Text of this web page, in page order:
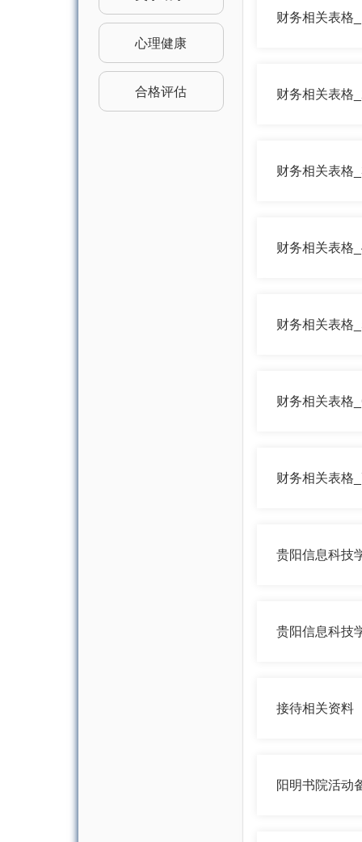
心理健康
合格评估
财务相关表格
财务相关表格
财务相关表格
财务相关表格
财务相关表格
财务相关表格
贵阳信息科技
贵阳信息科技
接待相关资料
阳明书院活动